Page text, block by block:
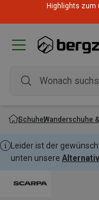
Highlights zum
SchuheWanderschuhe
Leider ist der
unten unsere